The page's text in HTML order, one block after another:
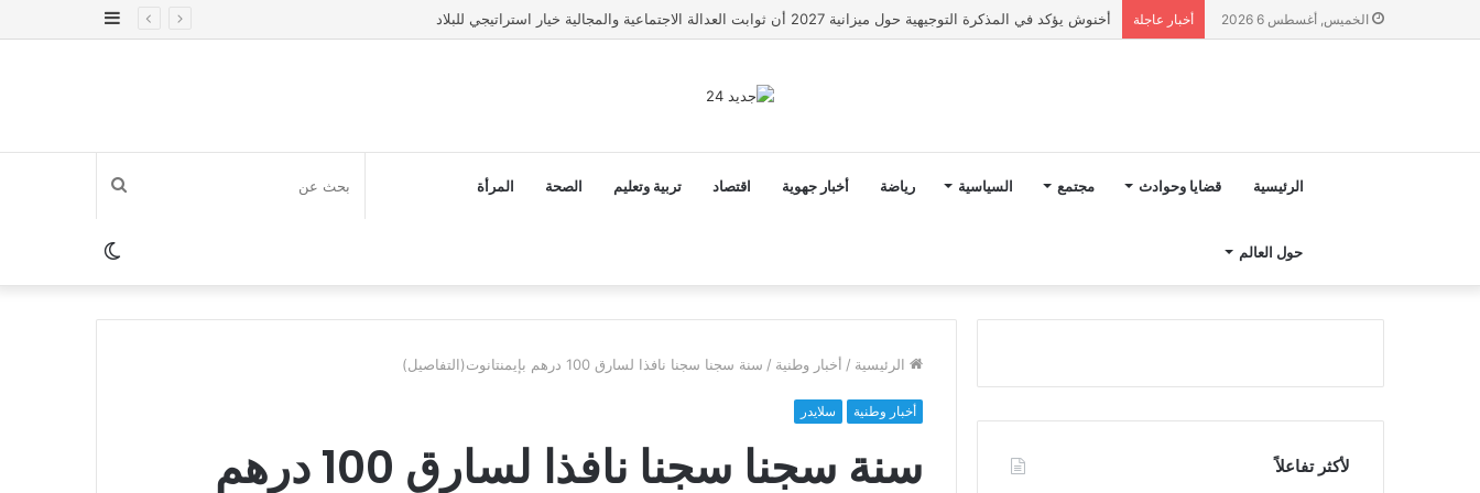
الخميس, أغسطس 6 2026 أخبار عاجلة رسميا.. تعيين هيرفي رونار مدربا لمنتخب كوت ديفوار
إضافة
الرئيسية قضايا وحوادث مجتمع السياسية رياضة أخبار جهوية اقتصاد تربية وتعليم الصحة المرأة
حول العالم
بحث
عنالوضع
المظلم
الرئيسية / أخبار وطنية / سنة سجنا سجنا نافذا لسارق 100 درهم بإيمنتانوت(التفاصيل)
أخبار وطنية سلايدر
سنة سجنا سجنا نافذا لسارق 100 درهم
لأكثر تفاعلاً